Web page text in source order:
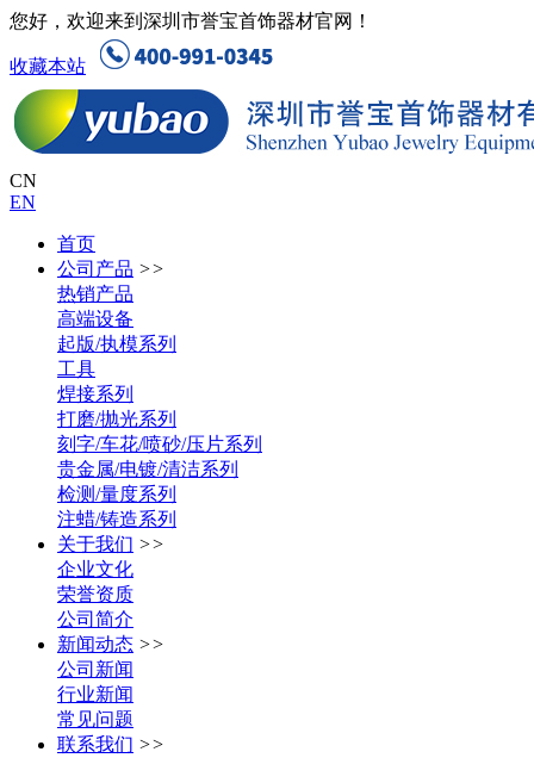
您好，欢迎来到深圳市誉宝首饰器材官网！
收藏本站
CN
EN
首页
公司产品 >>
热销产品
高端设备
起版/执模系列
工具
焊接系列
打磨/抛光系列
刻字/车花/喷砂/压片系列
贵金属/电镀/清洁系列
检测/量度系列
注蜡/铸造系列
关于我们 >>
企业文化
荣誉资质
公司简介
新闻动态 >>
公司新闻
行业新闻
常见问题
联系我们 >>